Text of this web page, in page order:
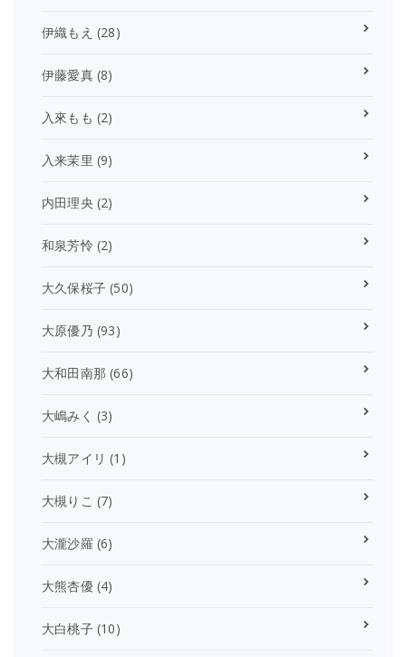
伊織もえ (28)
伊藤愛真(8)
入來もも (2)
入来茉里 (9)
内田理央 (2)
和泉芳怜 (2)
大久保桜子 (50)
大原優乃 (93)
大和田南那 (66)
大嶋みく (3)
大槻アイリ (1)
大槻りこ (7)
大瀧沙羅 (6)
大熊杏優(4)
大白桃子(10)